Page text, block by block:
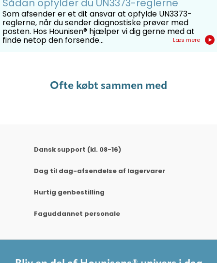
Som afsender er et dit ansvar at opfylde UN3373-
reglerne, når du sender diagnostiske prøver med
posten. Hos Hounisen® hjælper vi dig gerne med at
finde netop den forsende... Læs mere
Ofte købt sammen med
Dansk support (kl. 08-16)
Dag til dag-afsendelse af lagervarer
Hurtig genbestilling
Faguddannet personale